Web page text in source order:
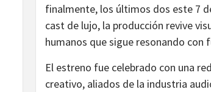
finalmente, los últimos dos este 7
cast de lujo, la producción revive
humanos que sigue resonando con
El estreno fue celebrado con una
creativo, aliados de la industria